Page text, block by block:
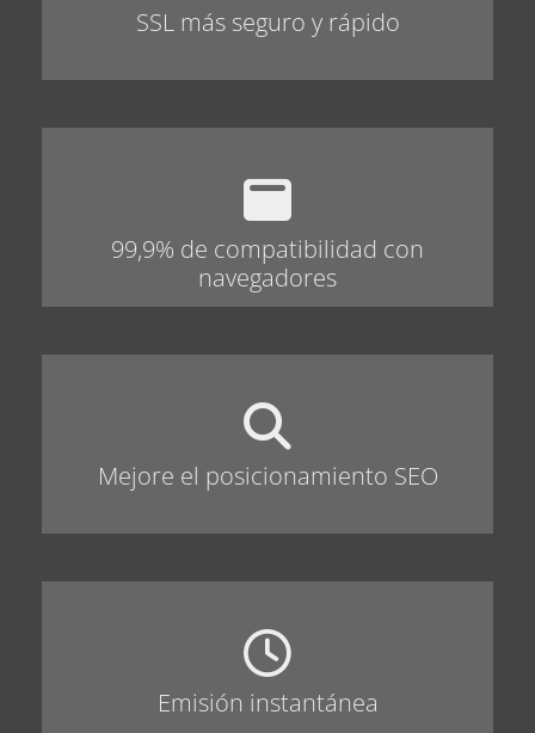
SSL más seguro y rápido
99,9% de compatibilidad con
navegadores
Mejore el posicionamiento SEO
Emisión instantánea